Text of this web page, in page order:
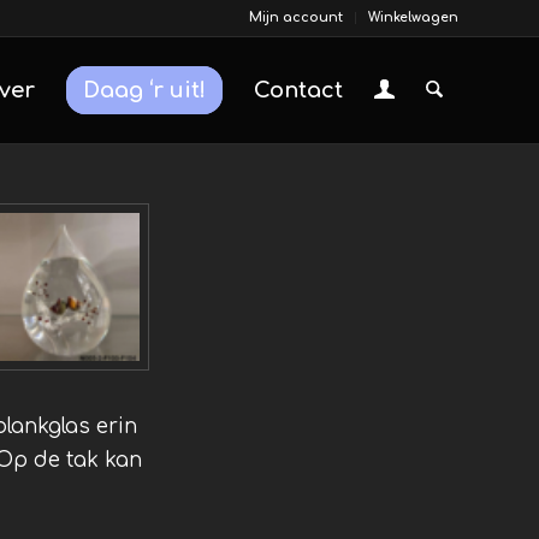
Mijn account Winkelwagen
Daag ‘r uit! Contact
erin
de tak kan